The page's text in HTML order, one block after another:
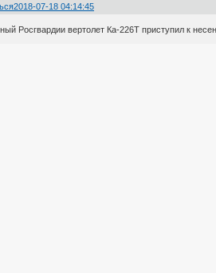
2018-07-18 04:14:45
Росгвардии вертолет Ка-226Т приступил к